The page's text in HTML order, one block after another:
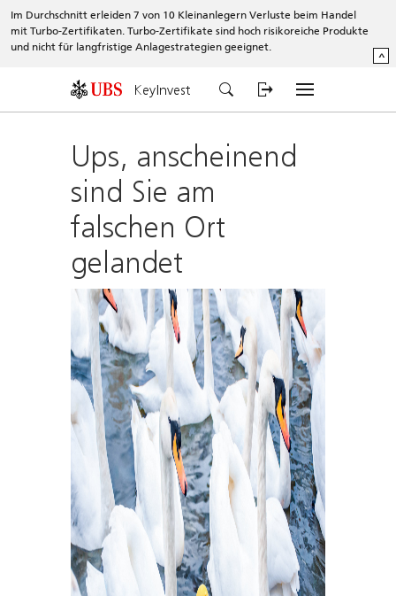
Im Durchschnitt erleiden 7 von 10 Kleinanlegern Verluste beim Handel
mit Turbo-Zertifikaten. Turbo-Zertifikate sind hoch risikoreiche Produkte
und nicht für langfristige Anlagestrategien geeignet.
^
KeyInvest
Ups, anscheinend
sind Sie am
falschen Ort
gelandet